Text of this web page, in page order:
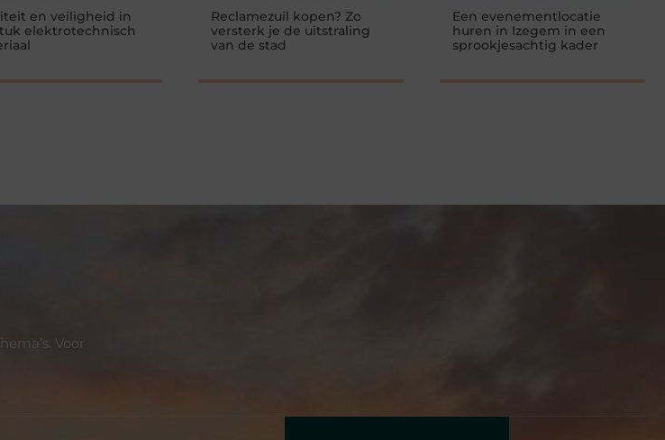
en veiligheid in
elektrotechnisch
Reclamezuil kopen? Zo
versterk je de uitstraling
van de stad
Een evenementlocatie
huren in Izegem in een
sprookjesachtig kader
Voor